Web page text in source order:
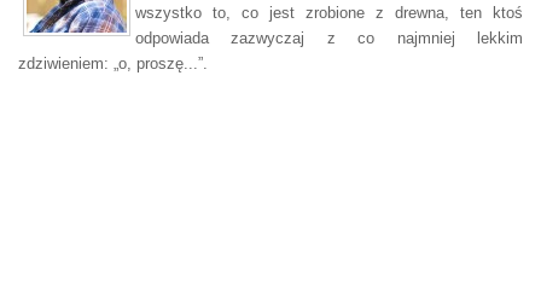
wszystko to, co jest zrobione z drewna, ten ktoś
odpowiada zazwyczaj z co najmniej lekkim
zdziwieniem: „o, proszę...”.